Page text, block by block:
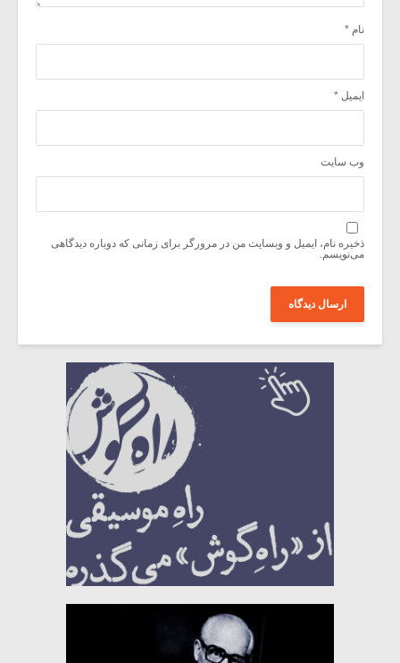
نام *
ایمیل *
وب‌ سایت
ذخیره نام، ایمیل و وبسایت من در مرورگر برای زمانی که دوباره دیدگاهی
می‌نویسم.